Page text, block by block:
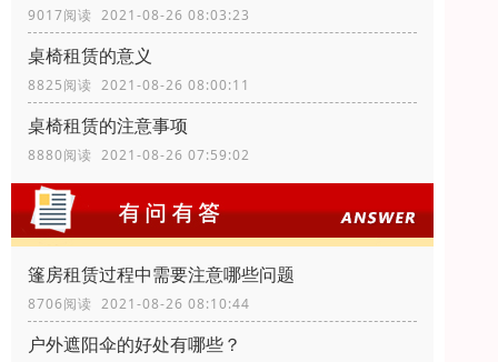
9017阅读 2021-08-26 08:03:23
桌椅租赁的意义
8825阅读 2021-08-26 08:00:11
桌椅租赁的注意事项
8880阅读 2021-08-26 07:59:02
篷房租赁过程中需要注意哪些问题
8706阅读 2021-08-26 08:10:44
户外遮阳伞的好处有哪些？